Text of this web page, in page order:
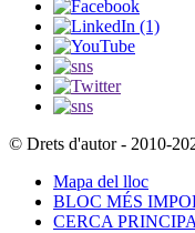
© Drets d'autor - 2010-
Mapa del lloc
BLOC MÉS
CERCA